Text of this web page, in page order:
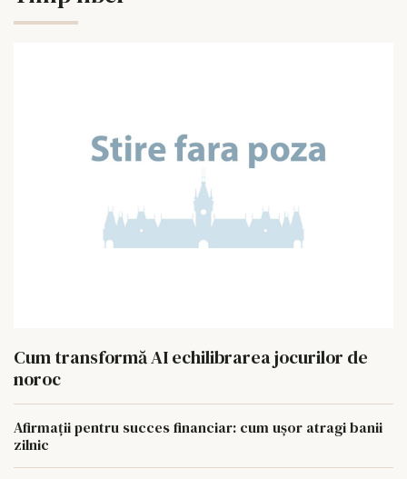
Cum transformă AI echilibrarea jocurilor de
noroc
Afirmații pentru succes financiar: cum ușor atragi banii
zilnic